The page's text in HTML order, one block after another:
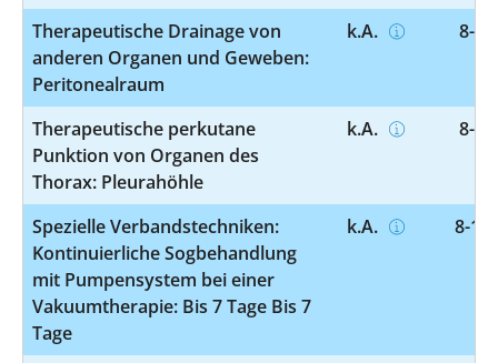
Therapeutische Drainage von
anderen Organen und Geweben:
Peritonealraum
k.A. 8-
Therapeutische perkutane
Punktion von Organen des
Thorax: Pleurahöhle
k.A. 8-
Spezielle Verbandstechniken:
Kontinuierliche Sogbehandlung
mit Pumpensystem bei einer
Vakuumtherapie: Bis 7 Tage Bis 7
Tage
k.A. 8-